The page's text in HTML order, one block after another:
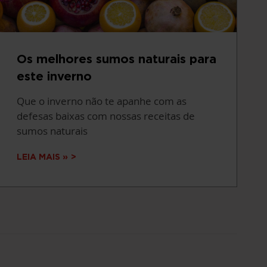
Os melhores sumos naturais para
este inverno
Que o inverno não te apanhe com as
defesas baixas com nossas receitas de
sumos naturais
LEIA MAIS »